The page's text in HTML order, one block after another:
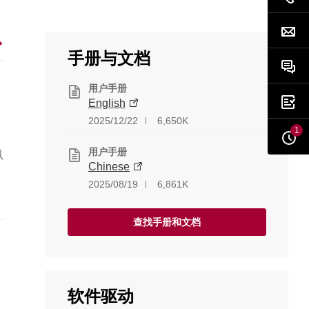
手册与文档
用户手册
English
2025/12/22 6,650K
用户手册
Chinese
2025/08/19 6,861K
查找手册和文档
软件驱动
1